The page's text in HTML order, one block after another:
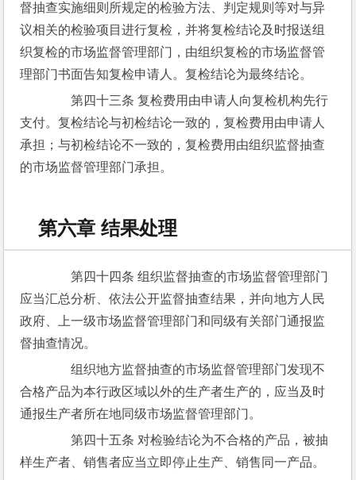
督抽查实施细则所规定的检验方法、判定规则等对与异
议相关的检验项目进行复检，并将复检结论及时报送组
织复检的市场监督管理部门，由组织复检的市场监督管
理部门书面告知复检申请人。复检结论为最终结论。
第四十三条 复检费用由申请人向复检机构先行
支付。复检结论与初检结论一致的，复检费用由申请人
承担；与初检结论不一致的，复检费用由组织监督抽查
的市场监督管理部门承担。
第六章 结果处理
第四十四条 组织监督抽查的市场监督管理部门
应当汇总分析、依法公开监督抽查结果，并向地方人民
政府、上一级市场监督管理部门和同级有关部门通报监
督抽查情况。
组织地方监督抽查的市场监督管理部门发现不
合格产品为本行政区域以外的生产者生产的，应当及时
通报生产者所在地同级市场监督管理部门。
第四十五条 对检验结论为不合格的产品，被抽
样生产者、销售者应当立即停止生产、销售同一产品。